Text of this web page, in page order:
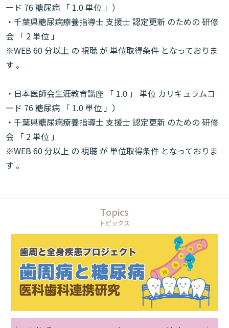
ード 76糖尿病 「 1.0単位 」）
・千葉県糖尿病療養指導士 支援士 認定更新 のための 研修
会 「 2単位 」
※WEB 60分以上 の 視聴 が 単位取得条件 となっておりま
す 。
・日本医師会生涯教育講座 「 1.0 」 単位 カリキュラムコ
ード 76糖尿病 「 1.0単位 」）
・千葉県糖尿病療養指導士 支援士 認定更新 のための 研修
会 「 2単位 」
※WEB 60分以上 の 視聴 が 単位取得条件 となっておりま
す 。
Topics
トピックス